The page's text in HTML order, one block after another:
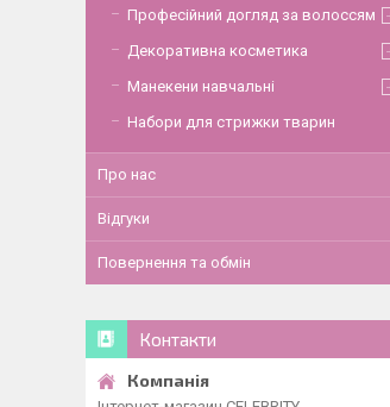
Професійний догляд за волоссям
Декоративна косметика
Манекени навчальні
Набори для стрижки тварин
Про нас
Відгуки
Повернення та обмін
Контакти